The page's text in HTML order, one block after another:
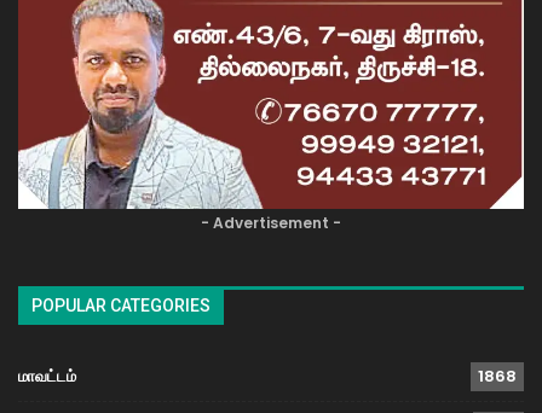
- Advertisement -
POPULAR CATEGORIES
மாவட்டம் 1868